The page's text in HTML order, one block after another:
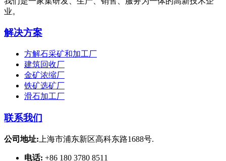
业。
解决方案
方解石采矿和加工厂
建筑回收厂
金矿浓缩厂
铁矿选矿厂
滑石加工厂
联系我们
公司地址: 上海市浦东新区高科东路1688号.
电话: +86 180 3780 8511